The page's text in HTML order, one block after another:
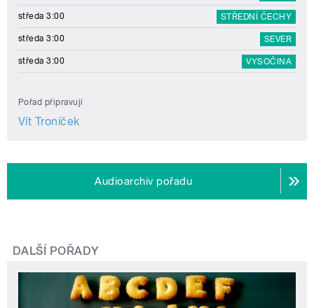
středa 3:00 STŘEDNÍ ČECHY
středa 3:00 SEVER
středa 3:00 VYSOČINA
Pořad připravují
Vít Troníček
Audioarchiv pořadu
DALŠÍ POŘADY